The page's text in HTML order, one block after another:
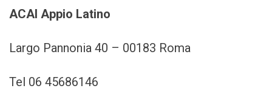
ACAI Appio Latino
Largo Pannonia 40 – 00183 Roma
Tel 06 45686146